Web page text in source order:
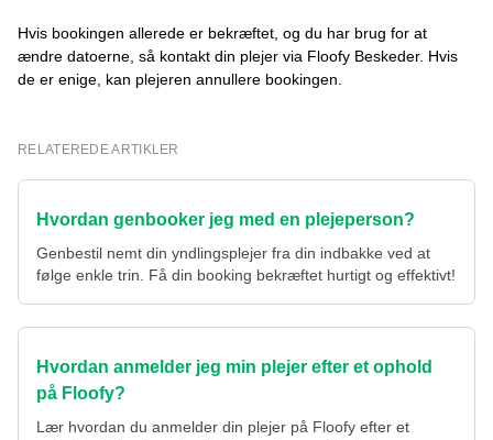
Hvis bookingen allerede er bekræftet, og du har brug for at
ændre datoerne, så kontakt din plejer via Floofy Beskeder. Hvis
de er enige, kan plejeren annullere bookingen.
RELATEREDE ARTIKLER
Hvordan genbooker jeg med en plejeperson?
Genbestil nemt din yndlingsplejer fra din indbakke ved at
følge enkle trin. Få din booking bekræftet hurtigt og effektivt!
Hvordan anmelder jeg min plejer efter et ophold
på Floofy?
Lær hvordan du anmelder din plejer på Floofy efter et